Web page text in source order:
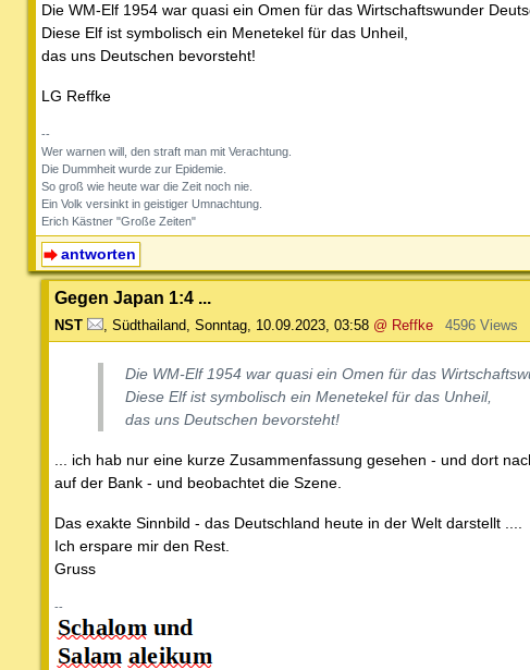
Die WM-Elf 1954 war quasi ein Omen für das Wirtschaftswunder
Diese Elf ist symbolisch ein Menetekel für das Unheil,
das uns Deutschen bevorsteht!
LG Reffke
--
Wer warnen will, den straft man mit Verachtung.
Die Dummheit wurde zur Epidemie.
So groß wie heute war die Zeit noch nie.
Ein Volk versinkt in geistiger Umnachtung.
Erich Kästner "Große Zeiten"
antworten
Gegen Japan 1:4 ...
NST Südthailand Sonntag, 10.09.2023, 03:58 @ Reffke 4596 Views
Die WM-Elf 1954 war quasi ein Omen für das
Diese Elf ist symbolisch ein Menetekel für das Unheil,
das uns Deutschen bevorsteht!
... ich hab nur eine kurze Zusammenfassung gesehen - und dort
auf der Bank - und beobachtet die Szene.
Das exakte Sinnbild - das Deutschland heute in der Welt darstellt ....
Ich erspare mir den Rest.
Gruss
--